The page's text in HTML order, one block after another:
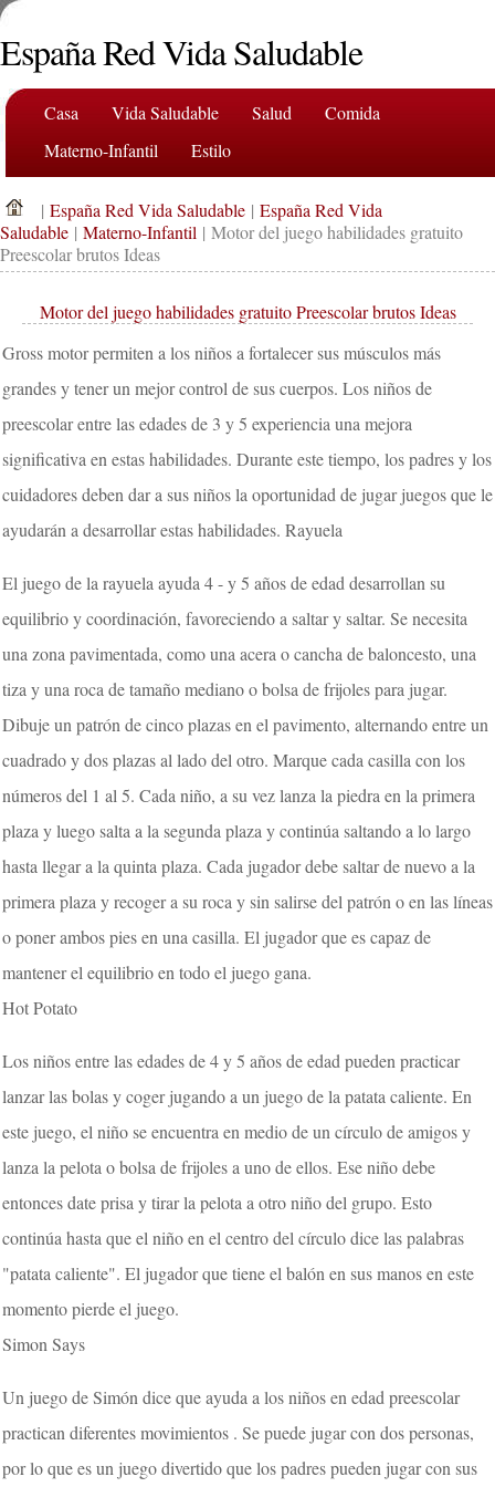
España Red Vida Saludable
Casa Vida Saludable Salud
Comida
Materno-Infantil
Estilo
| España Red Vida Saludable | España Red Vida
Saludable | Materno-Infantil | Motor del juego habilidades gratuito
Preescolar brutos Ideas
Motor del juego habilidades gratuito Preescolar brutos Ideas
Gross motor permiten a los niños a fortalecer sus músculos más
grandes y tener un mejor control de sus cuerpos. Los niños de
preescolar entre las edades de 3 y 5 experiencia una mejora
significativa en estas habilidades. Durante este tiempo, los padres y los
cuidadores deben dar a sus niños la oportunidad de jugar juegos que le
ayudarán a desarrollar estas habilidades. Rayuela
El juego de la rayuela ayuda 4 - y 5 años de edad desarrollan su
equilibrio y coordinación, favoreciendo a saltar y saltar. Se necesita
una zona pavimentada, como una acera o cancha de baloncesto, una
tiza y una roca de tamaño mediano o bolsa de frijoles para jugar.
Dibuje un patrón de cinco plazas en el pavimento, alternando entre un
cuadrado y dos plazas al lado del otro. Marque cada casilla con los
números del 1 al 5. Cada niño, a su vez lanza la piedra en la primera
plaza y luego salta a la segunda plaza y continúa saltando a lo largo
hasta llegar a la quinta plaza. Cada jugador debe saltar de nuevo a la
primera plaza y recoger a su roca y sin salirse del patrón o en las líneas
o poner ambos pies en una casilla. El jugador que es capaz de
mantener el equilibrio en todo el juego gana.
Hot Potato
Los niños entre las edades de 4 y 5 años de edad pueden practicar
lanzar las bolas y coger jugando a un juego de la patata caliente. En
este juego, el niño se encuentra en medio de un círculo de amigos y
lanza la pelota o bolsa de frijoles a uno de ellos. Ese niño debe
entonces date prisa y tirar la pelota a otro niño del grupo. Esto
continúa hasta que el niño en el centro del círculo dice las palabras
"patata caliente". El jugador que tiene el balón en sus manos en este
momento pierde el juego.
Simon Says
Un juego de Simón dice que ayuda a los niños en edad preescolar
practican diferentes movimientos . Se puede jugar con dos personas,
por lo que es un juego divertido que los padres pueden jugar con sus